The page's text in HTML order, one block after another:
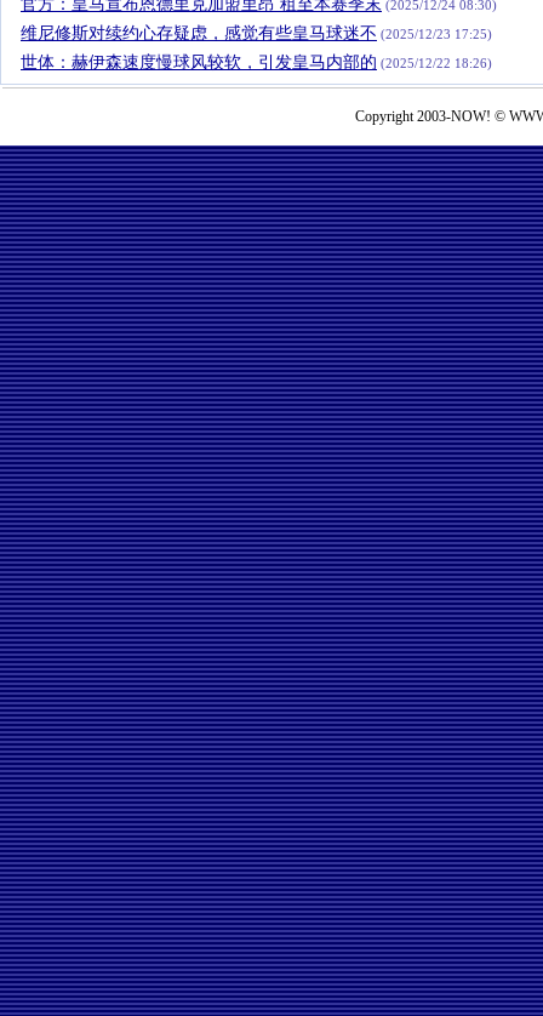
官方：皇马宣布恩德里克加盟里昂 租至本赛季末 (2025/12/24 08:30)
维尼修斯对续约心存疑虑，感觉有些皇马球迷不 (2025/12/23 17:25)
世体：赫伊森速度慢球风较软，引发皇马内部的 (2025/12/22 18:26)
Copyright 2003-NOW! ©